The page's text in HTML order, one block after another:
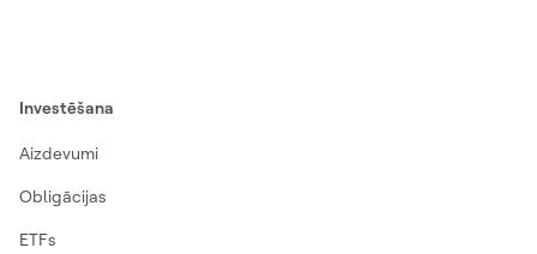
Investēšana
Aizdevumi
Obligācijas
ETFs